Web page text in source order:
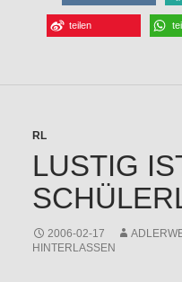
teilen
RL
LUSTIG
2006-02-17
HINTERLASSEN